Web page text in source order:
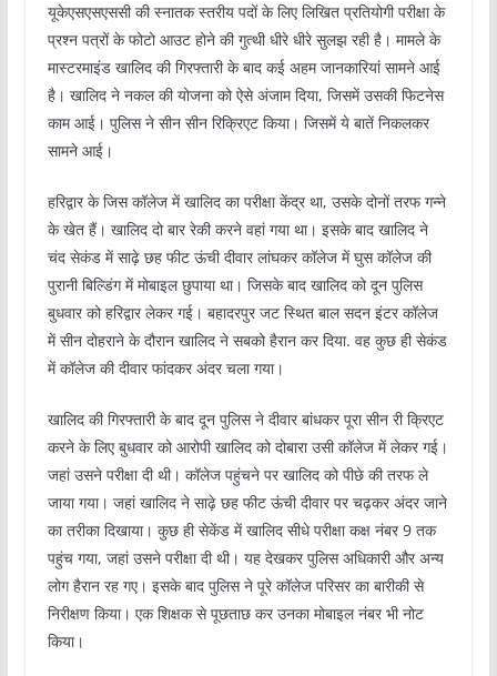
यूकेएसएसएससी की स्नातक स्तरीय पदों के लिए लिखित प्रतियोगी परीक्षा के
प्रश्न पत्रों के फोटो आउट होने की गुत्थी धीरे धीरे सुलझ रही है। मामले के
मास्टरमाइंड खालिद की गिरफ्तारी के बाद कई अहम जानकारियां सामने आई
है। खालिद ने नकल की योजना को ऐसे अंजाम दिया, जिसमें उसकी फिटनेस
काम आई। पुलिस ने सीन सीन रिक्रिएट किया। जिसमें ये बातें निकलकर
सामने आई।
हरिद्वार के जिस कॉलेज में खालिद का परीक्षा केंद्र था, उसके दोनों तरफ गन्ने
के खेत हैं। खालिद दो बार रेकी करने वहां गया था। इसके बाद खालिद ने
चंद सेकंड में साढ़े छह फीट ऊंची दीवार लांघकर कॉलेज में घुस कॉलेज की
पुरानी बिल्डिंग में मोबाइल छुपाया था। जिसके बाद खालिद को दून पुलिस
बुधवार को हरिद्वार लेकर गई। बहादरपुर जट स्थित बाल सदन इंटर कॉलेज
में सीन दोहराने के दौरान खालिद ने सबको हैरान कर दिया. वह कुछ ही सेकंड
में कॉलेज की दीवार फांदकर अंदर चला गया।
खालिद की गिरफ्तारी के बाद दून पुलिस ने दीवार बांधकर पूरा सीन री क्रिएट
करने के लिए बुधवार को आरोपी खालिद को दोबारा उसी कॉलेज में लेकर गई।
जहां उसने परीक्षा दी थी। कॉलेज पहुंचने पर खालिद को पीछे की तरफ ले
जाया गया। जहां खालिद ने साढ़े छह फीट ऊंची दीवार पर चढ़कर अंदर जाने
का तरीका दिखाया। कुछ ही सेकेंड में खालिद सीधे परीक्षा कक्ष नंबर 9 तक
पहुंच गया, जहां उसने परीक्षा दी थी। यह देखकर पुलिस अधिकारी और अन्य
लोग हैरान रह गए। इसके बाद पुलिस ने पूरे कॉलेज परिसर का बारीकी से
निरीक्षण किया। एक शिक्षक से पूछताछ कर उनका मोबाइल नंबर भी नोट
किया।